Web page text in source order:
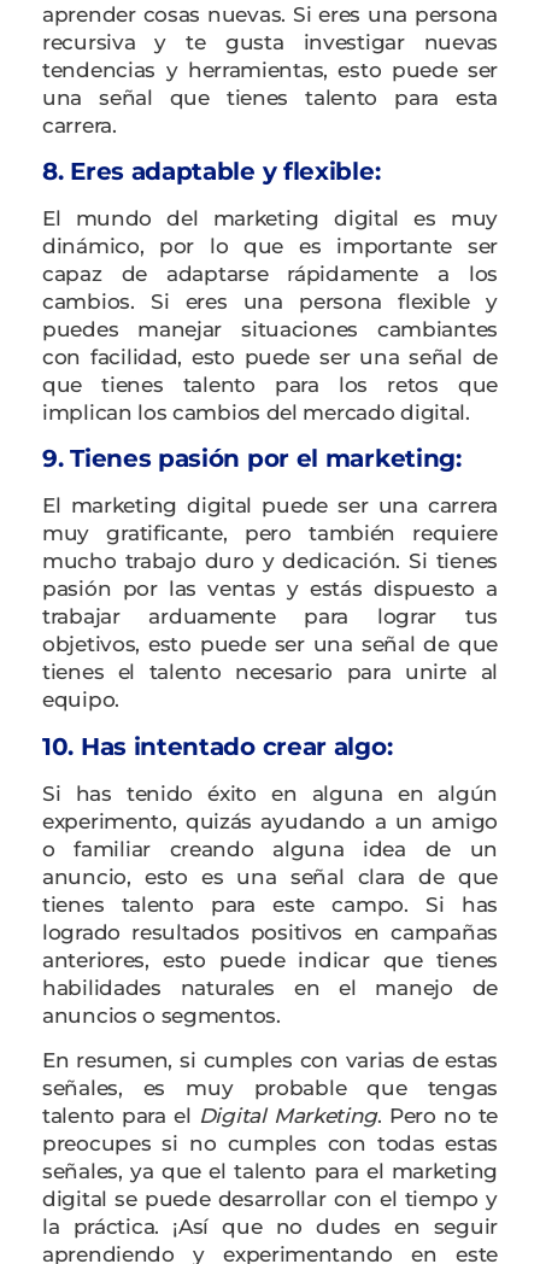
aprender cosas nuevas. Si eres una persona
recursiva y te gusta investigar nuevas
tendencias y herramientas, esto puede ser
una señal que tienes talento para esta
carrera.
8. Eres adaptable y flexible:
El mundo del marketing digital es muy
dinámico, por lo que es importante ser
capaz de adaptarse rápidamente a los
cambios. Si eres una persona flexible y
puedes manejar situaciones cambiantes
con facilidad, esto puede ser una señal de
que tienes talento para los retos que
implican los cambios del mercado digital.
9. Tienes pasión por el marketing:
El marketing digital puede ser una carrera
muy gratificante, pero también requiere
mucho trabajo duro y dedicación. Si tienes
pasión por las ventas y estás dispuesto a
trabajar arduamente para lograr tus
objetivos, esto puede ser una señal de que
tienes el talento necesario para unirte al
equipo.
10. Has intentado crear algo:
Si has tenido éxito en alguna en algún
experimento, quizás ayudando a un amigo
o familiar creando alguna idea de un
anuncio, esto es una señal clara de que
tienes talento para este campo. Si has
logrado resultados positivos en campañas
anteriores, esto puede indicar que tienes
habilidades naturales en el manejo de
anuncios o segmentos.
En resumen, si cumples con varias de estas
señales, es muy probable que tengas
talento para el Digital Marketing. Pero no te
preocupes si no cumples con todas estas
señales, ya que el talento para el marketing
digital se puede desarrollar con el tiempo y
la práctica. ¡Así que no dudes en seguir
aprendiendo y experimentando en este